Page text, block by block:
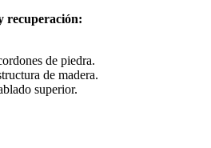
recuperación:
de piedra.
de madera.
superior.